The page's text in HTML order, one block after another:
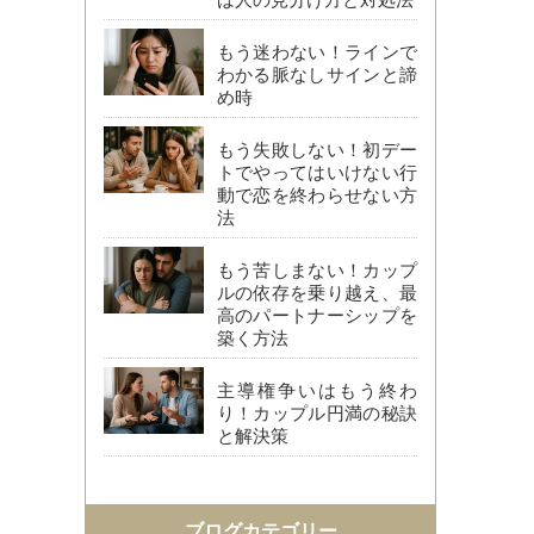
もう迷わない！ラインで
わかる脈なしサインと諦
め時
もう失敗しない！初デー
トでやってはいけない行
動で恋を終わらせない方
法
もう苦しまない！カップ
ルの依存を乗り越え、最
高のパートナーシップを
築く方法
主導権争いはもう終わ
り！カップル円満の秘訣
と解決策